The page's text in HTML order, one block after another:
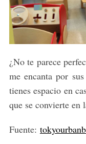
¿No te parece
me encanta por
tienes espacio en
que se convierte en
Fuente: